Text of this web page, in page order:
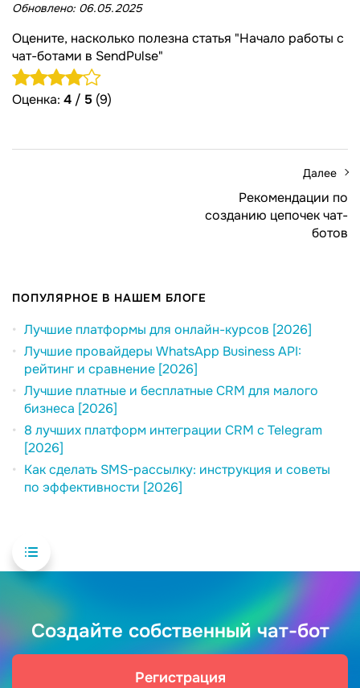
Обновлено: 06.05.2025
Оцените, насколько полезна статья "Начало работы с
чат-ботами в SendPulse"
Оценка: 4 / 5 (9)
Далее
Рекомендации по
созданию цепочек чат-
ботов
ПОПУЛЯРНОЕ В НАШЕМ БЛОГЕ
Лучшие платформы для онлайн-курсов [2026]
Лучшие провайдеры WhatsApp Business API:
рейтинг и сравнение [2026]
Лучшие платные и бесплатные CRM для малого
бизнеса [2026]
8 лучших платформ интеграции CRM с Telegram
[2026]
Как сделать SMS-рассылку: инструкция и советы
по эффективности [2026]
Создайте собственный чат-бот
Регистрация